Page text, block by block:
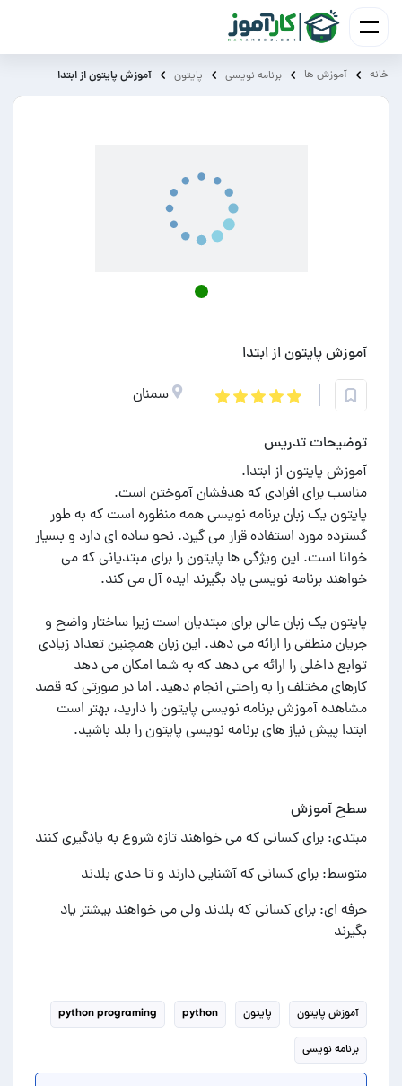
خانه آموزش ‌ها برنامه نویسی پایتون آموزش پایتون از ابتدا
آموزش پایتون از ابتدا
سمنان
توضیحات تدریس
پایتون یک زبان برنامه نویسی همه منظوره است که به طور
گسترده مورد استفاده قرار می گیرد. نحو ساده ای دارد و بسیار
خوانا است. این ویژگی ها پایتون را برای مبتدیانی که می
پایتون یک زبان عالی برای مبتدیان است زیرا ساختار واضح و
جریان منطقی را ارائه می دهد. این زبان همچنین تعداد زیادی
توابع داخلی را ارائه می دهد که به شما امکان می دهد
کارهای مختلف را به راحتی انجام دهید. اما در صورتی که قصد
مشاهده آموزش برنامه نویسی پایتون را دارید، بهتر است
ابتدا پیش نیاز های برنامه نویسی پایتون را بلد باشید.
سطح آموزش
مبتدی: برای کسانی که می خواهند تازه شروع به یادگیری کنند
متوسط: برای کسانی که آشنایی دارند و تا حدی بلدند
حرفه ای: برای کسانی که بلدند ولی می خواهند بیشتر یاد
بگیرند
آموزش پایتون پایتون python
python programing
برنامه نویسی